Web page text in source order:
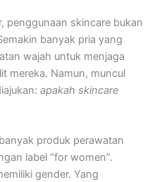
penggunaan skincare bukan
banyak pria yang
wajah untuk menjaga
mereka. Namun, muncul
apakah skincare
produk perawatan
label “for women”.
gender. Yang